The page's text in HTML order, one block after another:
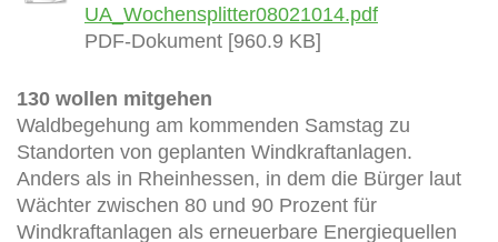
UA_Wochensplitter08021014.pdf
PDF-Dokument [960.9 KB]
130 wollen mitgehen
Waldbegehung am kommenden Samstag zu
Standorten von geplanten Windkraftanlagen.
Anders als in Rheinhessen, in dem die Bürger laut
Wächter zwischen 80 und 90 Prozent für
Windkraftanlagen als erneuerbare Energiequellen